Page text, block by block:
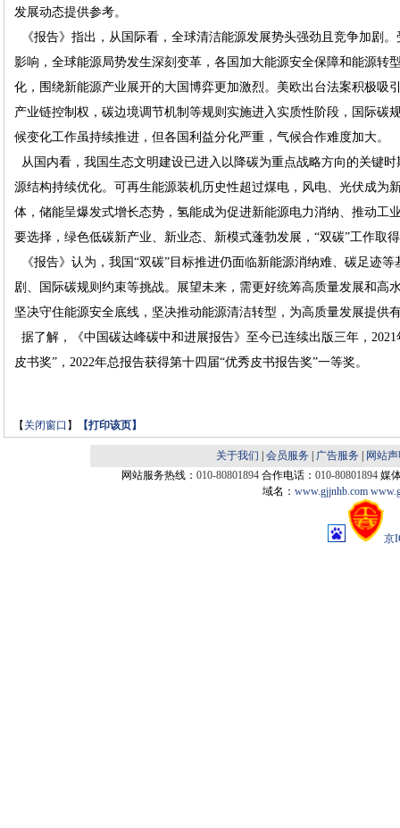
发展动态提供参考。
《报告》指出，从国际看，全球清洁能源发展势头强劲且竞争加剧
影响，全球能源局势发生深刻变革，各国加大能源安全保障和能源转
化，围绕新能源产业展开的大国博弈更加激烈。美欧出台法案积极吸
产业链控制权，碳边境调节机制等规则实施进入实质性阶段，国际碳
候变化工作虽持续推进，但各国利益分化严重，气候合作难度加大。
从国内看，我国生态文明建设已进入以降碳为重点战略方向的关键
源结构持续优化。可再生能源装机历史性超过煤电，风电、光伏成为
体，储能呈爆发式增长态势，氢能成为促进新能源电力消纳、推动工
要选择，绿色低碳新产业、新业态、新模式蓬勃发展，“双碳”工作取
《报告》认为，我国“双碳”目标推进仍面临新能源消纳难、碳足迹
剧、国际碳规则约束等挑战。展望未来，需更好统筹高质量发展和高
坚决守住能源安全底线，坚决推动能源清洁转型，为高质量发展提供
据了解，《中国碳达峰碳中和进展报告》至今已连续出版三年，
皮书奖”，2022年总报告获得第十四届“优秀皮书报告奖”一等奖。
【 关闭窗口 】 【打印该页】
关于我们 会员服务 广告服务
网站
网站服务热线： 010-80801894 合作电话： 010-80801894 媒
域名： www.gjjnhb.com
京